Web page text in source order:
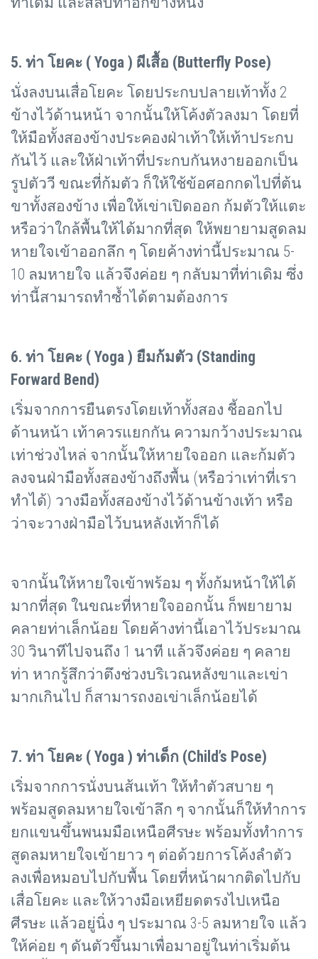
5. ท่า โยคะ ( Yoga ) ผีเสื้อ (Butterfly Pose)
นั่งลงบนเสื่อโยคะ โดยประกบปลายเท้าทั้ง 2
ข้างไว้ด้านหน้า จากนั้นให้โค้งตัวลงมา โดยที่
ให้มือทั้งสองข้างประคองฝ่าเท้าให้เท้าประกบ
กันไว้ และให้ฝ่าเท้าที่ประกบกันหงายออกเป็น
รูปตัววี ขณะที่ก้มตัว ก็ให้ใช้ข้อศอกกดไปที่ต้น
ขาทั้งสองข้าง เพื่อให้เข่าเปิดออก ก้มตัวให้แตะ
หรือว่าใกล้พื้นให้ได้มากที่สุด ให้พยายามสูดลม
หายใจเข้าออกลึก ๆ โดยค้างท่านี้ประมาณ 5-
10 ลมหายใจ แล้วจึงค่อย ๆ กลับมาที่ท่าเดิม ซึ่ง
ท่านี้สามารถทำซ้ำได้ตามต้องการ
6. ท่า โยคะ ( Yoga ) ยืมก้มตัว (Standing
Forward Bend)
เริ่มจากการยืนตรงโดยเท้าทั้งสอง ชี้ออกไป
ด้านหน้า เท้าควรแยกกัน ความกว้างประมาณ
เท่าช่วงไหล่ จากนั้นให้หายใจออก และก้มตัว
ลงจนฝ่ามือทั้งสองข้างถึงพื้น (หรือว่าเท่าที่เรา
ทำได้) วางมือทั้งสองข้างไว้ด้านข้างเท้า หรือ
ว่าจะวางฝ่ามือไว้บนหลังเท้าก็ได้
จากนั้นให้หายใจเข้าพร้อม ๆ ทั้งก้มหน้าให้ได้
มากที่สุด ในขณะที่หายใจออกนั้น ก็พยายาม
คลายท่าเล็กน้อย โดยค้างท่านี้เอาไว้ประมาณ
30 วินาทีไปจนถึง 1 นาที แล้วจึงค่อย ๆ คลาย
ท่า หากรู้สึกว่าตึงช่วงบริเวณหลังขาและเข่า
มากเกินไป ก็สามารถงอเข่าเล็กน้อยได้
7. ท่า โยคะ ( Yoga ) ท่าเด็ก (Child’s Pose)
เริ่มจากการนั่งบนส้นเท้า ให้ทำตัวสบาย ๆ
พร้อมสูดลมหายใจเข้าลึก ๆ จากนั้นก็ให้ทำการ
ยกแขนขึ้นพนมมือเหนือศีรษะ พร้อมทั้งทำการ
สูดลมหายใจเข้ายาว ๆ ต่อด้วยการโค้งลำตัว
ลงเพื่อหมอบไปกับพื้น โดยที่หน้าผากติดไปกับ
เสื่อโยคะ และให้วางมือเหยียดตรงไปเหนือ
ศีรษะ แล้วอยู่นิ่ง ๆ ประมาณ 3-5 ลมหายใจ แล้ว
ให้ค่อย ๆ ดันตัวขึ้นมาเพื่อมาอยู่ในท่าเริ่มต้น